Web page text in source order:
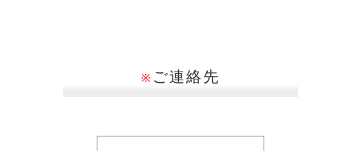
※ ご連絡先